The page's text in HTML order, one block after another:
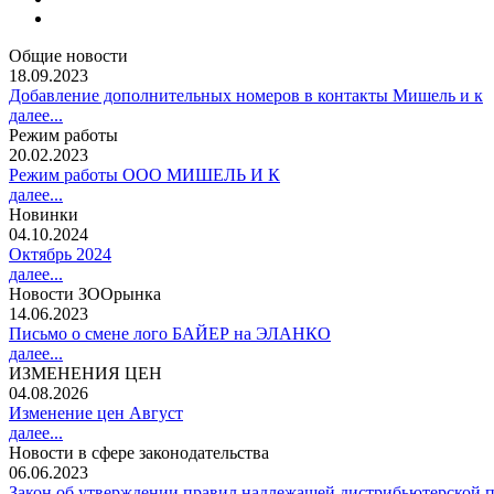
Общие новости
18.09.2023
Добавление дополнительных номеров в контакты Мишель и к
далее...
Режим работы
20.02.2023
Режим работы ООО МИШЕЛЬ И К
далее...
Новинки
04.10.2024
Октябрь 2024
далее...
Новости ЗООрынка
14.06.2023
Письмо о смене лого БАЙЕР на ЭЛАНКО
далее...
ИЗМЕНЕНИЯ ЦЕН
04.08.2026
Изменение цен Август
далее...
Новости в сфере законодательства
06.06.2023